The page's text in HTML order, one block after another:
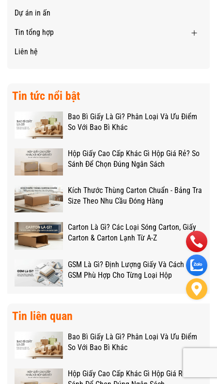
Dự án in ấn
Tin tổng hợp
Liên hệ
Tin tức nổi bật
Bao Bì Giấy Là Gì? Phân Loại Và Ưu Điểm
So Với Bao Bì Khác
Hộp Giấy Cao Cấp Khác Gì Hộp Giá Rẻ? So
Sánh Để Chọn Đúng Ngân Sách
Kích Thước Thùng Carton Chuẩn - Bảng Tra
Size Theo Nhu Cầu Đóng Hàng
Carton Là Gì? Các Loại Sóng Carton, Giấy
Carton & Carton Lạnh Từ A-Z
GSM Là Gì? Định Lượng Giấy Và Cách Chọn
GSM Phù Hợp Cho Từng Loại Hộp
Tin liên quan
Bao Bì Giấy Là Gì? Phân Loại Và Ưu Điểm
So Với Bao Bì Khác
Hộp Giấy Cao Cấp Khác Gì Hộp Giá Rẻ? So